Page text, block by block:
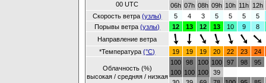
00 UTC
06h 07h 08h 09h 10h 11h 12h
Скорость ветра(узлы) 5 4 3 5 5 5
5
Порывы ветра(узлы) 12 13 12 13 10 9
8
Направление ветра
*Температура(°C) 19 19 19 20 22 23 24
Облачность (%)
высокая / средняя / низкая
100
100
98
100
100
100
100
39
97 98 95